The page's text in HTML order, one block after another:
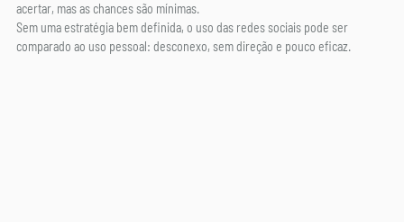
acertar, mas as chances são mínimas.
Sem uma estratégia bem definida, o uso das redes sociais pode ser
comparado ao uso pessoal: desconexo, sem direção e pouco eficaz.